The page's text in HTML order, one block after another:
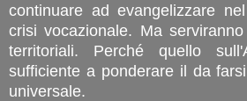
continuare ad evangelizzare
crisi vocazionale. Ma
territoriali. Perché quello
sufficiente a ponderare il da
universale.